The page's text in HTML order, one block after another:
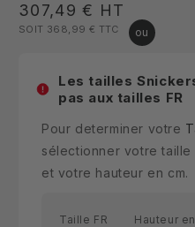
Prix
habituel
307,49 € HT
SOIT 368,99 € TTC
Les tailles
pas aux tailles FR
Pour determiner votre
sélectionner votre
et votre hauteur en cm.
Taille FR Hauteur